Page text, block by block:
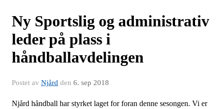
Ny Sportslig og administrativ
leder på plass i
håndballavdelingen
Postet av Njård den 6. sep 2018
Njård håndball har styrket laget for foran denne sesongen. Vi er